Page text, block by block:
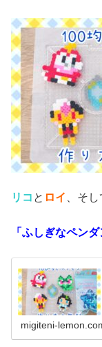
リコ と ロイ 、そ
「ふしぎなペンダ
migiteni-